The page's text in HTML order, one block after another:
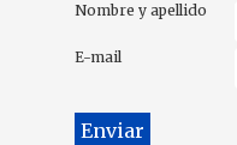
Nombre y apellido
E-mail